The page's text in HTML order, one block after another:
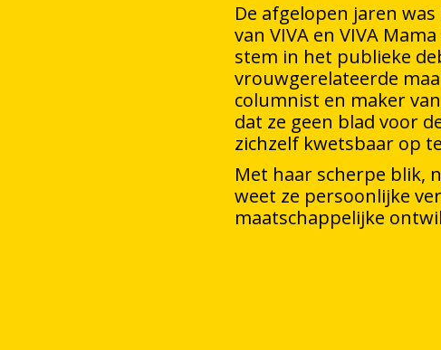
De afgelopen jaren
van VIVA en VIVA
stem in het publieke
vrouwgerelateerde
columnist en maker
dat ze geen blad voor
zichzelf kwetsbaar op
Met haar scherpe blik,
weet ze persoonlijke
maatschappelijke